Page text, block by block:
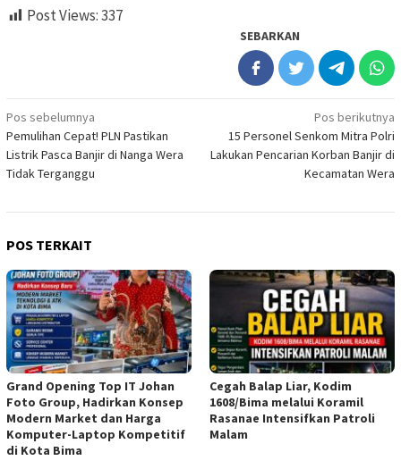
Post Views:337
SEBARKAN
Navigasi
pos
Pos sebelumnya
Pemulihan Cepat! PLN Pastikan
Listrik Pasca Banjir di Nanga Wera
Tidak Terganggu
Pos berikutnya
15 Personel Senkom Mitra Polri
Lakukan Pencarian Korban Banjir di
Kecamatan Wera
POS TERKAIT
Grand Opening Top IT Johan
Foto Group, Hadirkan Konsep
Modern Market dan Harga
Komputer-Laptop Kompetitif
di Kota Bima
Cegah Balap Liar, Kodim
1608/Bima melalui Koramil
Rasanae Intensifkan Patroli
Malam